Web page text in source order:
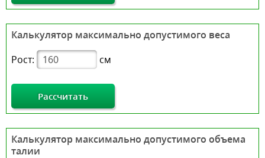
Калькулятор максимально допустимого веса
Рост:
см
Рассчитать
Калькулятор максимально допустимого объема
талии